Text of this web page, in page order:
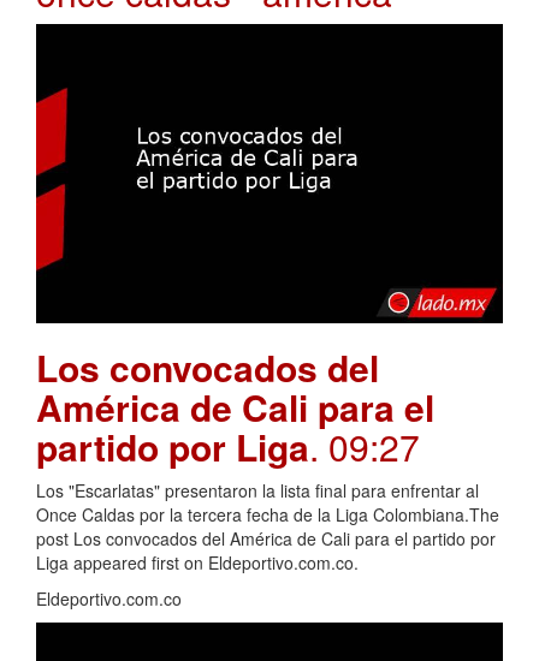
Los convocados del
América de Cali para el
partido por Liga. 09:27
Los "Escarlatas" presentaron la lista final para enfrentar al
Once Caldas por la tercera fecha de la Liga Colombiana.The
post Los convocados del América de Cali para el partido por
Liga appeared first on Eldeportivo.com.co.
Eldeportivo.com.co